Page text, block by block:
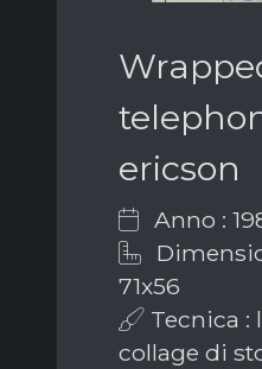
ericson
Anno :
71x56
Tecnica :
collage di